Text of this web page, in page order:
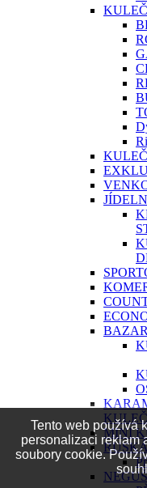
MINI
Tento web používá
personalizaci reklam
soubory cookie.